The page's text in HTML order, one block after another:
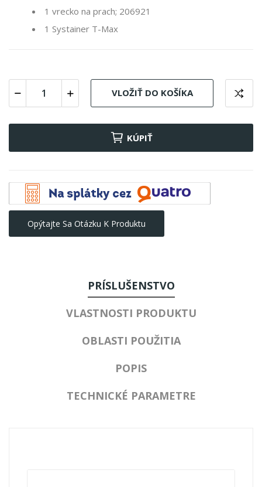
1 vrecko na prach; 206921
1 Systainer T-Max
VLOŽIŤ DO KOŠÍKA
KÚPIŤ
Opýtajte Sa Otázku K Produktu
PRÍSLUŠENSTVO
VLASTNOSTI PRODUKTU
OBLASTI POUŽITIA
POPIS
TECHNICKÉ PARAMETRE